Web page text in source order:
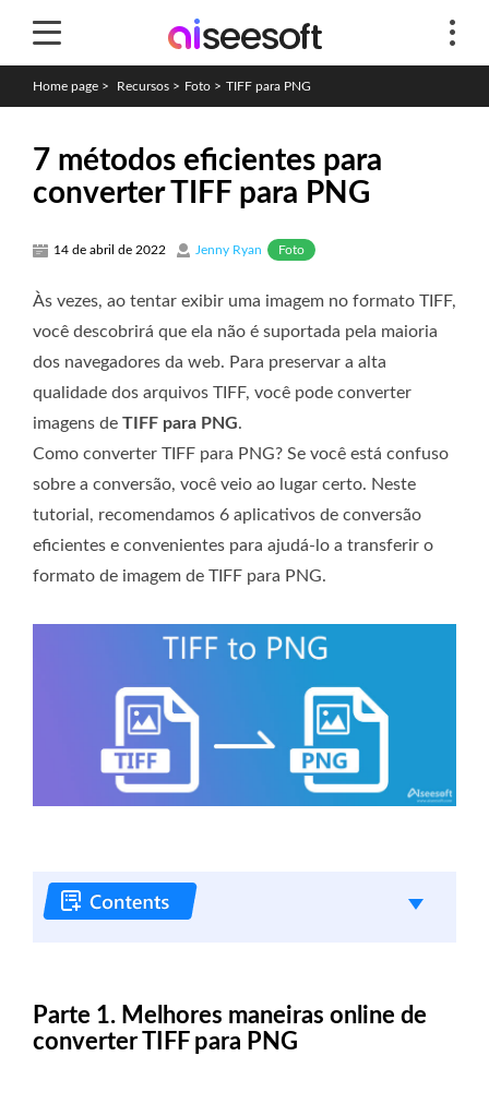
Home page > Recursos > Foto > TIFF para PNG
7 métodos eficientes para
converter TIFF para PNG
14 de abril de 2022 Jenny Ryan Foto
Às vezes, ao tentar exibir uma imagem no formato TIFF,
você descobrirá que ela não é suportada pela maioria
dos navegadores da web. Para preservar a alta
qualidade dos arquivos TIFF, você pode converter
imagens de TIFF para PNG.
Como converter TIFF para PNG? Se você está confuso
sobre a conversão, você veio ao lugar certo. Neste
tutorial, recomendamos 6 aplicativos de conversão
eficientes e convenientes para ajudá-lo a transferir o
formato de imagem de TIFF para PNG.
Parte 1. Melhores maneiras online de
converter TIFF para PNG